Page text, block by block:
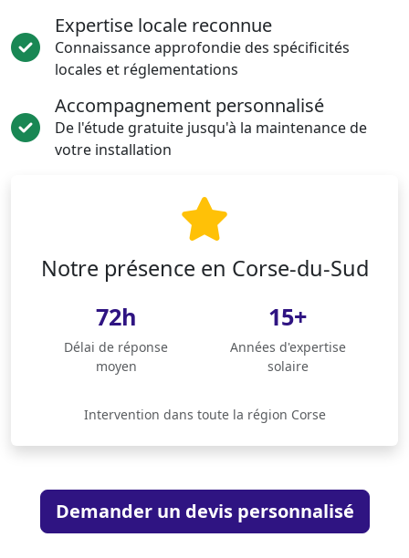
Expertise locale reconnue
Connaissance approfondie des spécificités
locales et réglementations
Accompagnement personnalisé
De l'étude gratuite jusqu'à la maintenance de
votre installation
Notre présence en Corse-du-Sud
72h
Délai de réponse
moyen
15+
Années d'expertise
solaire
Intervention dans toute la région Corse
Demander un devis personnalisé